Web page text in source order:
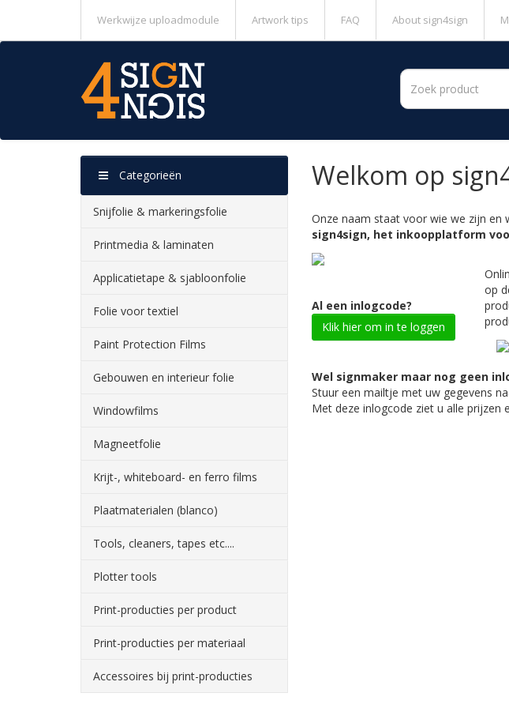
Werkwijze uploadmodule Artwork tips FAQ About sign4sign
Welkom op
Categorieën
Snijfolie & markeringsfolie
Printmedia & laminaten
Applicatietape & sjabloonfolie
Folie voor textiel
Paint Protection Films
Gebouwen en interieur folie
Windowfilms
Magneetfolie
Krijt-, whiteboard- en ferro films
Plaatmaterialen (blanco)
Tools, cleaners, tapes etc....
Plotter tools
Print-producties per product
Print-producties per materiaal
Accessoires bij print-producties
Onze naam staat voor wie we zijn en
sign4sign, het inkoopplatform
Al een inlogcode?
Klik hier om in te loggen
op
Wel signmaker maar nog geen
Stuur een mailtje met uw gegevens
Met deze inlogcode ziet u alle prijzen